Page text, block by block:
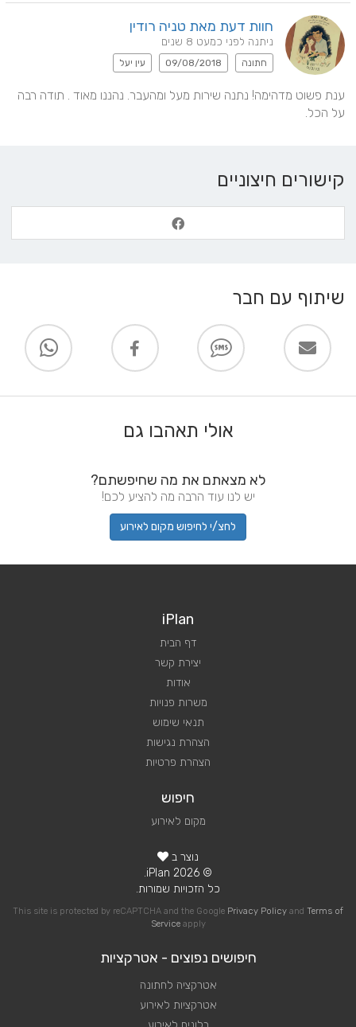
חוות דעת מאת טניה רודין
ניתנה לפני כמעט 8 שנים
חתונה 09/08/2018 עין יעל
על הכל.
קישורים חיצוניים
שיתוף עם חבר
אולי תאהבו גם
לא מצאתם את מה שחיפשתם?
יש לנו עוד הרבה מה להציע לכם!
לחצ/י לחיפוש מקום לאירוע
iPlan
דף הבית
יצירת קשר
אודות
משרות פנויות
תנאי שימוש
הצהרת נגישות
הצהרת פרטיות
חיפוש
מקום לאירוע
נוצר ב
© 2026 iPlan.
כל הזכויות שמורות.
This site is protected by reCAPTCHA and the Google Privacy Policy and Terms of
Serviceapply
חיפושים נפוצים - אטרקציות
אטרקציה לחתונה
אטרקציות לאירוע